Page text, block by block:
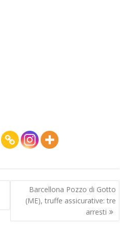
Barcellona Pozzo di Gotto
(ME), truffe assicurative: tre
arresti